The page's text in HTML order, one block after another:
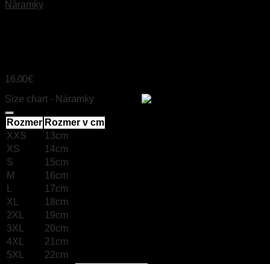
Náramky
16.00€
Size chart - Náramky
Rozmer Rozmer v cm
XXS
13cm
XS
14cm
S
15cm
M
16cm
L
17cm
XL
18cm
2XL
19cm
3XL
20cm
4XL
21cm
5XL
22cm